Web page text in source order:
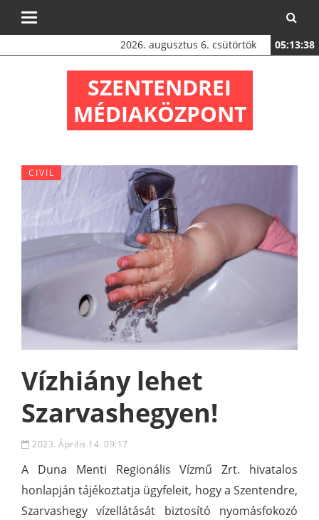
Toggle
2026. augusztus 6. csütörtök 05:13:38
SZENTENDREI
MÉDIAKÖZPONT
CIVIL
Vízhiány lehet
Szarvashegyen!
2023. Április 14. 09:17
A Duna Menti Regionális Vízmű Zrt. hivatalos
honlapján tájékoztatja ügyfeleit, hogy a Szentendre,
Szarvashegy vízellátását biztosító nyomásfokozó